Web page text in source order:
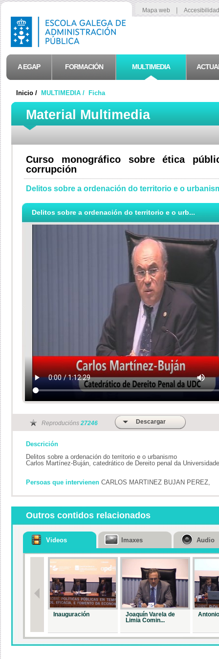
Mapa web |
A EGAP FORMACIÓN MULTIMEDIA
Inicio / MULTIMEDIA / Ficha
Material Multimedia
Curso monográfico sobre ética
corrupción
Delitos sobre a ordenación do territorio e o
Delitos sobre a ordenación do territorio e o urb...
Reproducións 27246 Descargar
Descrición
Delitos sobre a ordenación do territorio e o urbanismo
Carlos Martínez-Buján, catedrático de Dereito penal da
Persoas que intervienen CARLOS MARTINEZ BUJAN PEREZ,
Outros contidos relacionados
Videos
Inauguración
Joaquín Varela de
Limia Comin...
Imaxes Audio